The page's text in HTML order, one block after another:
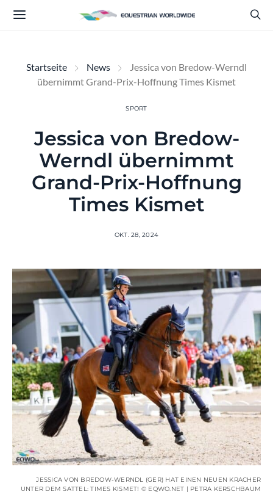
Startseite News
Jessica von Bredow-Werndl
übernimmt Grand-Prix-Hoffnung Times Kismet
SPORT
Jessica von Bredow-
Werndl übernimmt
Grand-Prix-Hoffnung
Times Kismet
OKT. 28, 2024
JESSICA VON BREDOW-WERNDL (GER) HAT EINEN NEUEN KRACHER
UNTER DEM SATTEL: TIMES KISMET! © EQWO.NET | PETRA KERSCHBAUM